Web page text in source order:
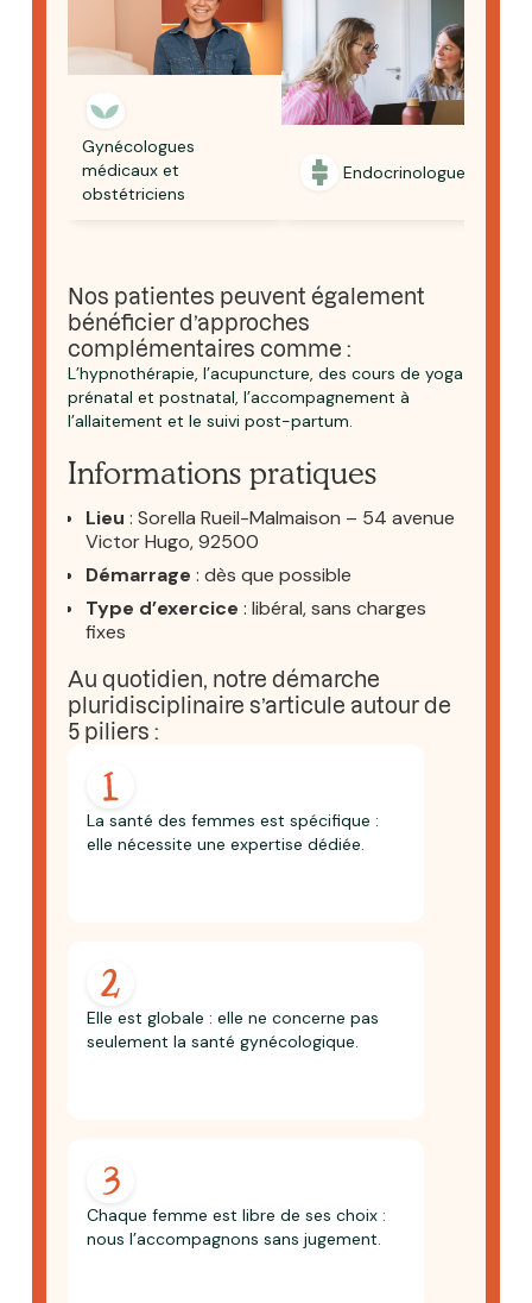
Gynécologues
médicaux et
obstétriciens
Endocrinologues
Nos patientes peuvent également
bénéficier d’approches
complémentaires comme :
L’hypnothérapie, l’acupuncture, des cours de yoga
prénatal et postnatal, l’accompagnement à
l’allaitement et le suivi post-partum.
Informations pratiques
Lieu‎ : Sorella Rueil-Malmaison – 54 avenue
Victor Hugo, 92500
Démarrage‎ : dès que possible
Type d’exercice ‎ : libéral, sans charges
fixes
Au quotidien, notre démarche
pluridisciplinaire s’articule autour de
5 piliers :
La santé des femmes est spécifique :
elle nécessite une expertise dédiée.
Elle est globale : elle ne concerne pas
seulement la santé gynécologique.
Chaque femme est libre de ses choix :
nous l’accompagnons sans jugement.